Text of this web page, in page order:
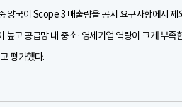
양국이 Scope 3 배출량을 공시 요구사항에서 제
높고 공급망 내 중소·영세기업 역량이 크게 부족
평가했다.